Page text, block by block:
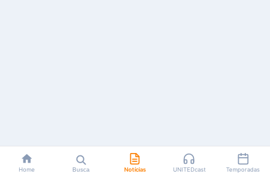
Home Busca Notícias UNITEDcast Temporadas